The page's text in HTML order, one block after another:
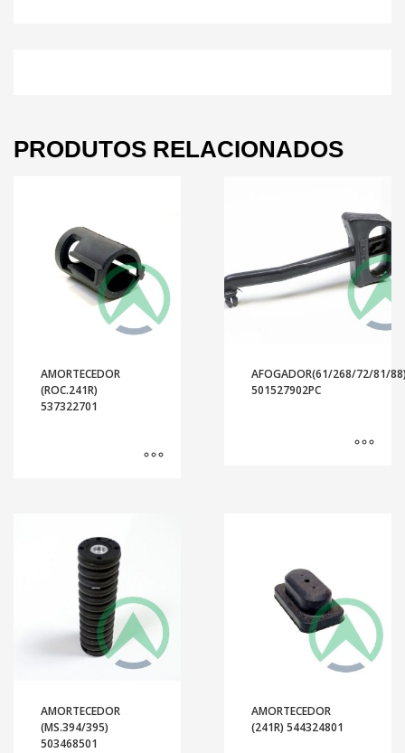
PRODUTOS RELACIONADOS
AMORTECEDOR
(ROC.241R)
537322701
AFOGADOR(61/268/72/81/
501527902PC
AMORTECEDOR
(MS.394/395)
503468501
AMORTECEDOR
(241R) 544324801